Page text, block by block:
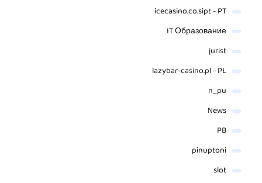
icecasino.co.sipt - PT
IT Образование
jurist
lazybar-casino.pl - PL
n_pu
News
PB
pinuptoni
slot